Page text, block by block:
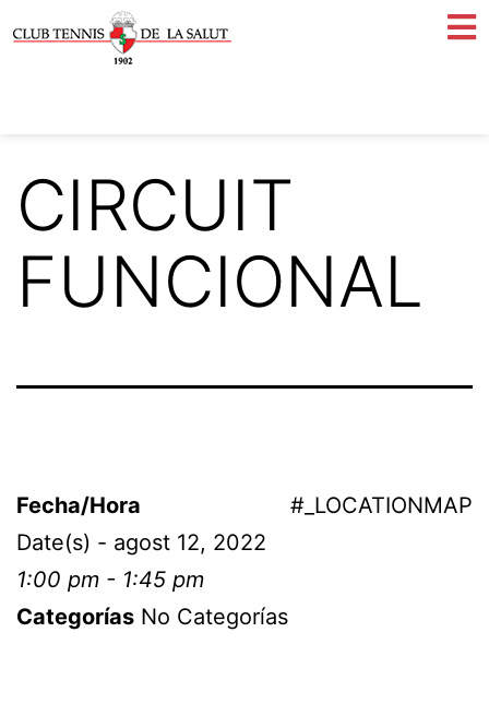
CIRCUIT
FUNCIONAL
#_LOCATIONMAP
Fecha/Hora
Date(s) - agost 12, 2022
1:00 pm - 1:45 pm
Categorías No Categorías